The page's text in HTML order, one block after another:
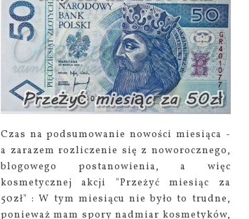
Czas na podsumowanie nowości miesiąca -
a zarazem rozliczenie się z noworocznego,
blogowego postanowienia, a więc
kosmetycznej akcji "Przeżyć miesiąc za
50zł" : W tym miesiącu nie było to trudne,
ponieważ mam spory nadmiar kosmetyków,